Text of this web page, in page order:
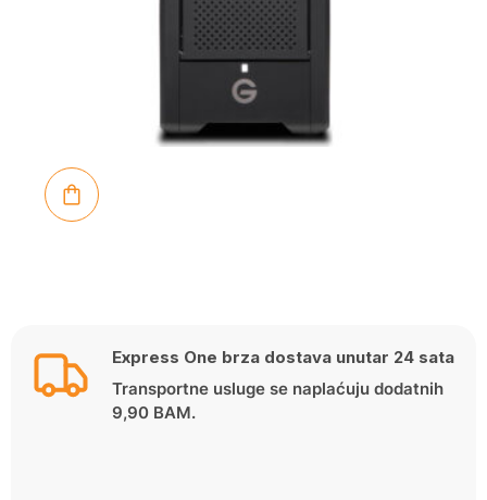
Express One brza dostava unutar 24 sata
Transportne usluge se naplaćuju dodatnih
9,90 BAM.